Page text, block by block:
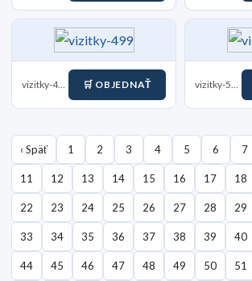
vizitky-499 🛒 OBJEDNAŤ vizitky-500
‹ Späť 1 2 3 4 5 6 7
11 12 13 14 15 16 17 18
22 23 24 25 26 27 28 29
33 34 35 36 37 38 39 40
44 45 46 47 48 49 50 51